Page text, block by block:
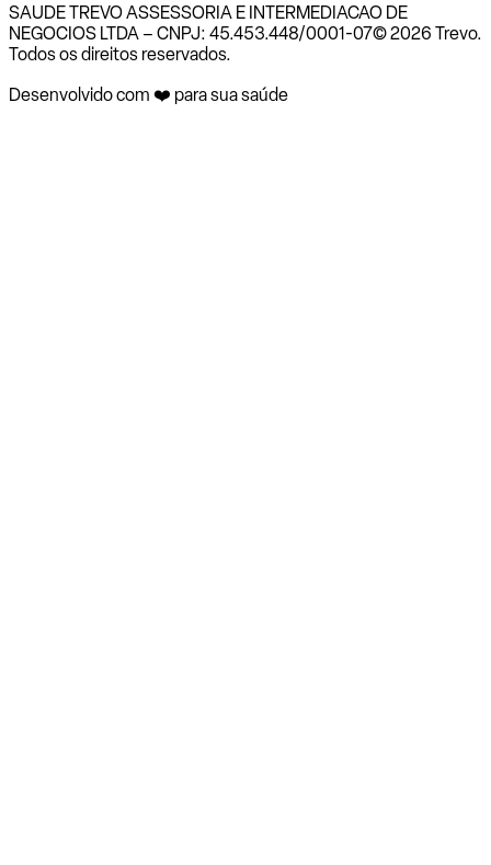
SAUDE TREVO ASSESSORIA E INTERMEDIACAO DE
NEGOCIOS LTDA – CNPJ: 45.453.448/0001-07© 2026 Trevo.
Todos os direitos reservados.
Desenvolvido com ❤️ para sua saúde